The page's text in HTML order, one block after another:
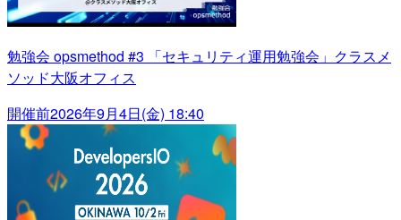
勉強会 opsmethod #3 「セキュリティ運用勉強会」クラスメ
ソッド大阪オフィス
開催前2026年9月4日(金) 18:40